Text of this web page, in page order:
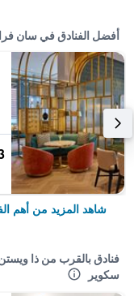
أفضل الفنادق في سان
شاهد المزيد من أهم
فنادق بالقرب من ذا
سكوير